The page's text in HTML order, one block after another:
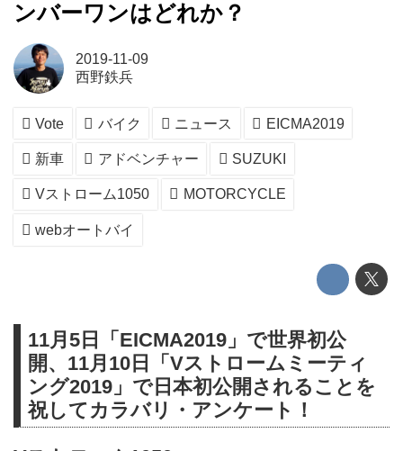
ンバーワンはどれか？
2019-11-09
西野鉄兵
Vote バイク ニュース EICMA2019
新車 アドベンチャー SUZUKI
Vストローム1050 MOTORCYCLE
webオートバイ
11月5日「EICMA2019」で世界初公
開、11月10日「Vストロームミーティ
ング2019」で日本初公開されることを
祝してカラバリ・アンケート！